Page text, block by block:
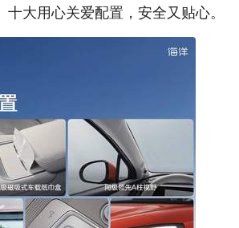
大用心关爱配置，安全又贴心。